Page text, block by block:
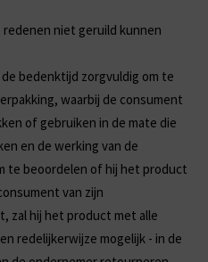
niet geruild kunnen
bedenktijd zorgvuldig om te
waarbij de consument
of gebruiken in de mate die
en de werking van de
te beoordelen of hij het product
van zijn
zal hij het product met alle
redelijkerwijze mogelijk - in de